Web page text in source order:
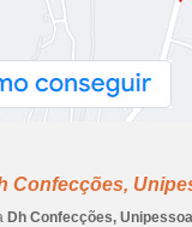
Confecções,
Dh Confecções,